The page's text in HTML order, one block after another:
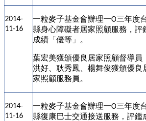
2014-
11-16
一粒麥子基金會辦理一O三年度
縣身心障礙者居家照顧服務，評
成績「優等」。
葉宏美獲頒優良居家照顧督導員
洪好、耿秀鳳、楊舞俊獲頒優良
家照顧服務員。
2014-
11-16
一粒麥子基金會辦理一O三年度
縣復康巴士交通接送服務，評鑑